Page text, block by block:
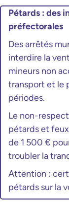
Pétards : des
préfectorales
Des arrêtés
interdire la
mineurs non
transport et le
périodes.
Le non-
pétards et
de 1 500 €
troubler la
Attention :
pétards sur la